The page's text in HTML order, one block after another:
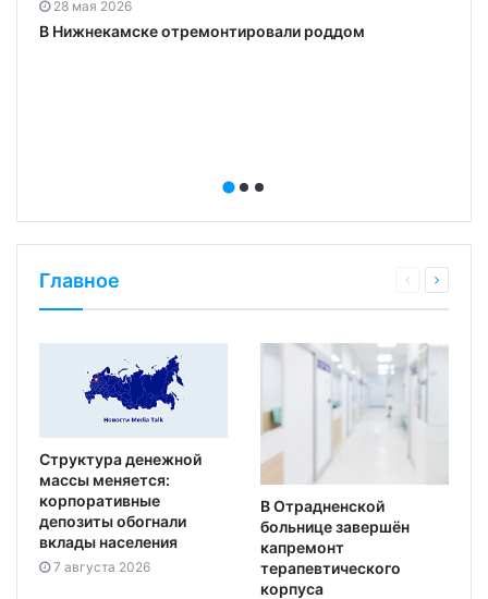
28 мая 2026
В Нижнекамске отремонтировали роддом
Главное
Структура денежной
массы меняется:
корпоративные
депозиты обогнали
вклады населения
7 августа 2026
В Отрадненской
больнице завершён
капремонт
терапевтического
корпуса